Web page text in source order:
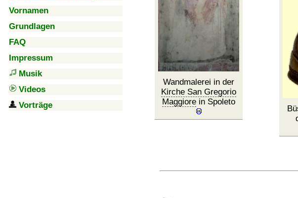
Vornamen
Grundlagen
FAQ
Impressum
Musik
Videos
Vorträge
Wandmalerei in der
Kirche San Gregorio
Maggiore in Spoleto